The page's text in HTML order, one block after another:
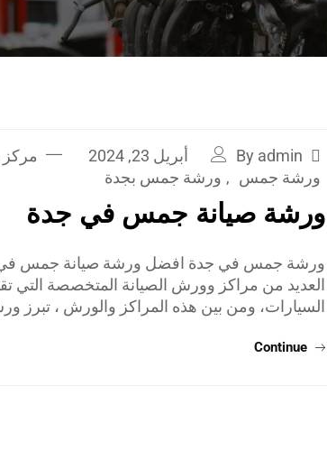
By admin أبريل 23, 2024
ورشة جمس , ورشة جمس بجدة
ورشة صيانة جمس في جدة
ورشة جمس في جدة افضل ورشة صيانة جمس في
العديد من مراكز وورش الصيانة المتخصصة التي
السيارات، ومن بين هذه المراكز والورش ، تبرز
Continue